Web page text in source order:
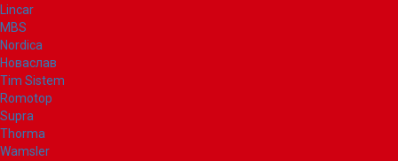
Lincar
MBS
Nordica
Новаслав
Tim Sistem
Romotop
Supra
Thorma
Wamsler